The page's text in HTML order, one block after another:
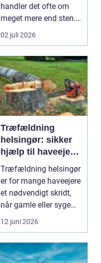
handler det ofte om
meget mere end sten.
Det handler om at...
02 juli 2026
Træfældning
helsingør: sikker
hjælp til haveejere
og virksomheder
Træfældning helsingør
er for mange haveejere
et nødvendigt skridt,
når gamle eller syge
træer skaber...
12 juni 2026